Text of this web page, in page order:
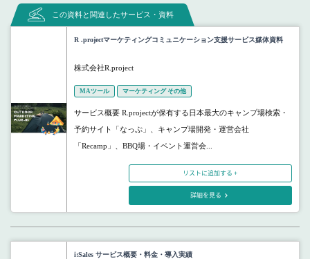
この資料と関連したサービス・資料
R .projectマーケティングコミュニケーション支援サービス媒体資料
株式会社R.project
MAツール マーケティング その他
サービス概要 R.projectが保有する日本最大のキャンプ場検索・
予約サイト「なっぷ」、キャンプ場開発・運営会社
「Recamp」、BBQ場・イベント運営会...
リストに追加する +
詳細を見る
i:Sales サービス概要・料金・導入実績